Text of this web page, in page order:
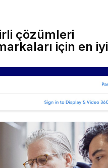
çözümleri
için en iyi